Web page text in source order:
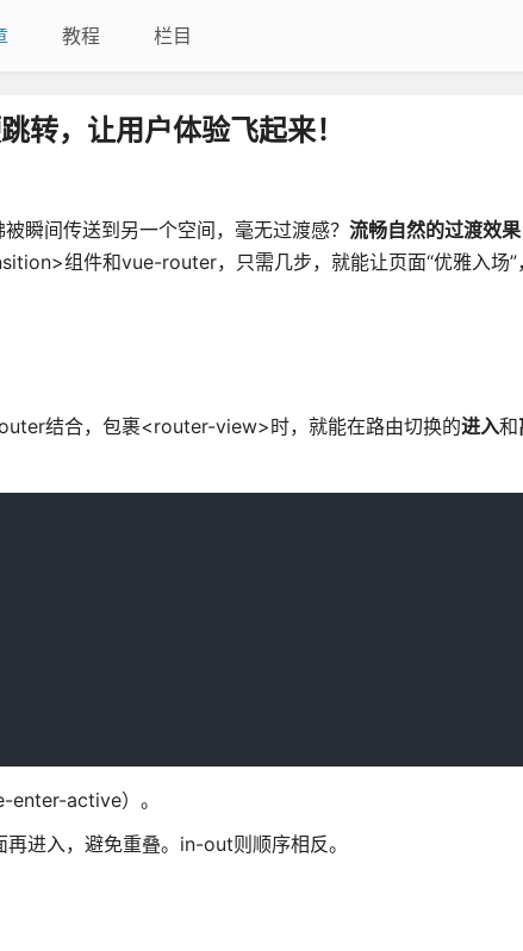
教程 栏目
转，让用户体验飞起来！
瞬间传送到另一个空间，毫无过渡感？ 流畅自然的过渡效果
组件和vue-router，只需几步，就能让页面“优雅入场”
结合，包裹<router-view>时，就能在路由切换的进入和
active）。
进入，避免重叠。in-out则顺序相反。